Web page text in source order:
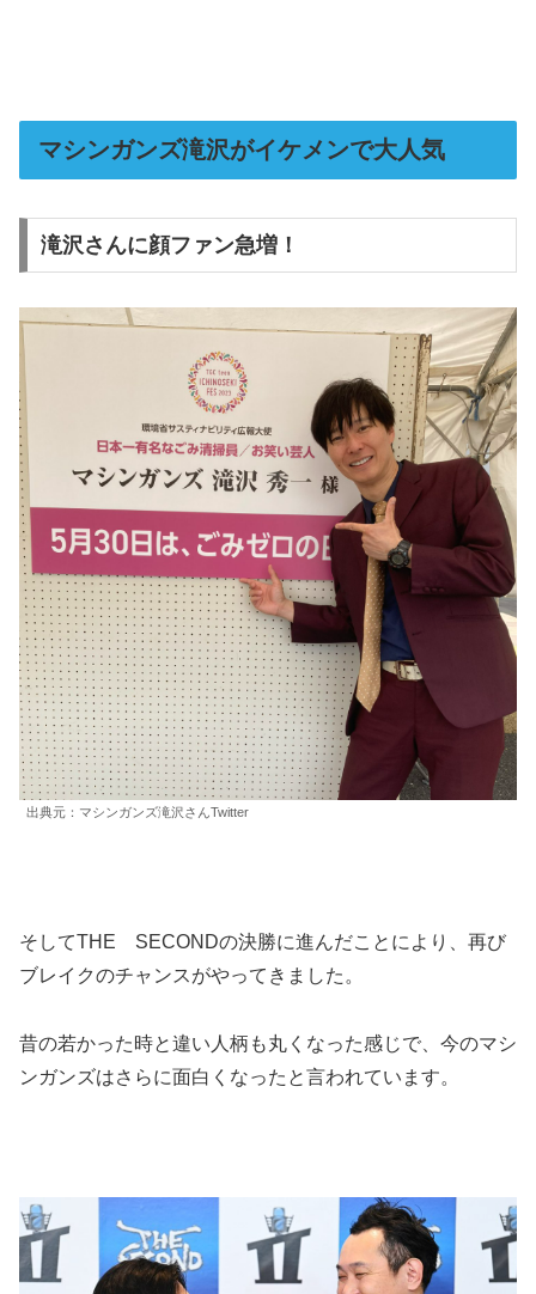
マシンガンズ滝沢がイケメンで大人気
滝沢さんに顔ファン急増！
出典元：マシンガンズ滝沢さんTwitter
そしてTHE SECONDの決勝に進んだことにより、再び
ブレイクのチャンスがやってきました。
昔の若かった時と違い人柄も丸くなった感じで、今のマシ
ンガンズはさらに面白くなったと言われています。